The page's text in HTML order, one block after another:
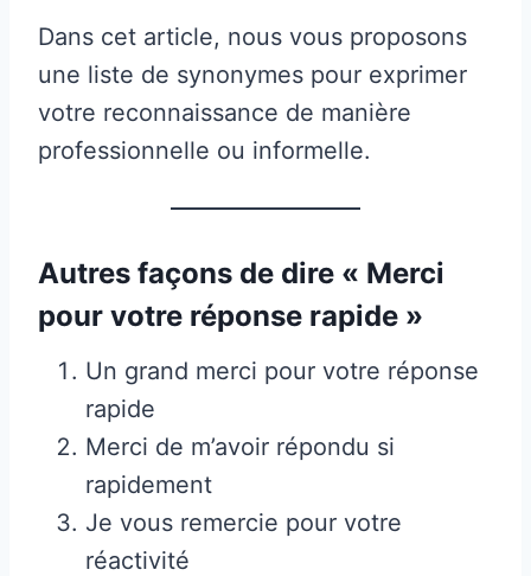
Dans cet article, nous vous proposons
une liste de synonymes pour exprimer
votre reconnaissance de manière
professionnelle ou informelle.
Autres façons de dire « Merci
pour votre réponse rapide »
Un grand merci pour votre réponse
rapide
Merci de m’avoir répondu si
rapidement
Je vous remercie pour votre
réactivité